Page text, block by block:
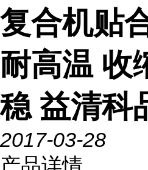
复合机贴
耐高温 收
稳 益清科
2017-03-28
产品详情